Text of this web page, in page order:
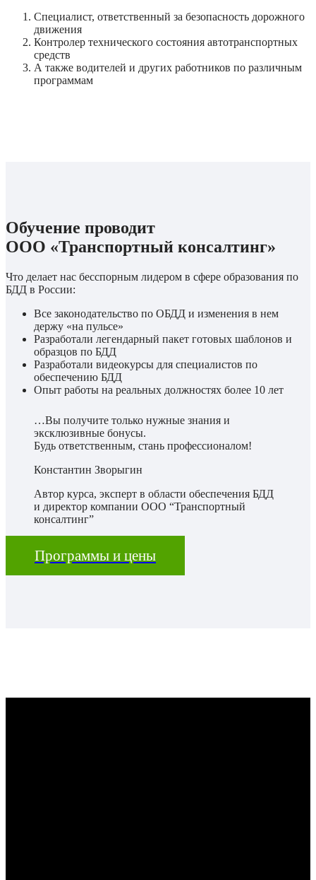
Специалист, ответственный за безопасность дорожного
движения
Контролер технического состояния автотранспортных
средств
А также водителей и других работников по различным
программам
Обучение проводит
ООО «Транспортный консалтинг»
Что делает нас бесспорным лидером в сфере образования по
БДД в России:
Все законодательство по ОБДД и изменения в нем
держу «на пульсе»
Разработали легендарный пакет готовых шаблонов и
образцов по БДД
Разработали видеокурсы для специалистов по
обеспечению БДД
Опыт работы на реальных должностях более 10 лет
…Вы получите только нужные знания и
эксклюзивные бонусы.
Будь ответственным, стань профессионалом!
Константин Зворыгин
Автор курса, эксперт в области обеспечения БДД
и директор компании ООО “Транспортный
консалтинг”
Программы и цены